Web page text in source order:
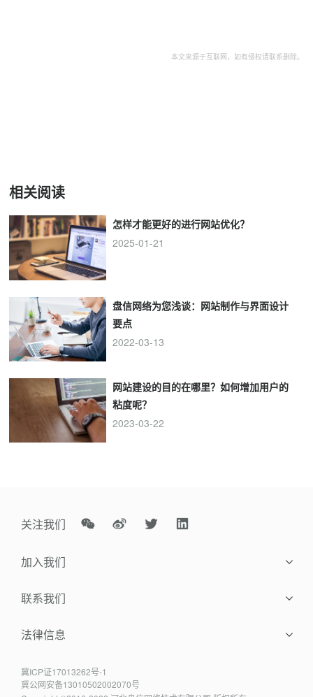
本文来源于互联网，如有侵权请联系删除。
相关阅读
怎样才能更好的进行网站优化？
2025-01-21
盘信网络为您浅谈：网站制作与界面设计
要点
2022-03-13
网站建设的目的在哪里？如何增加用户的
粘度呢？
2023-03-22
关注我们
加入我们
社会招聘
联系我们
联系方式
法律信息
服务协议
隐私政策
冀ICP证17013262号-1
冀公网安备13010502002070号